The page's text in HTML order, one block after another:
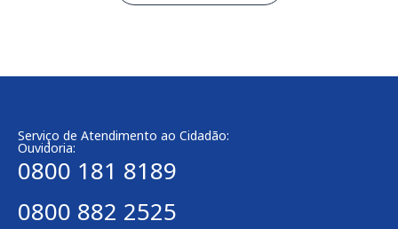
Serviço de Atendimento ao Cidadão:
Ouvidoria:
0800 181 8189
0800 882 2525